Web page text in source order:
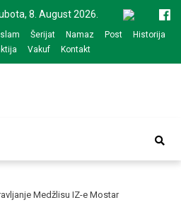
8. August 2026.
Islam Šerijat Namaz Post
Historija
Vakuf Kontakt
Bijeljina
Medžlisu IZ-e Mostar